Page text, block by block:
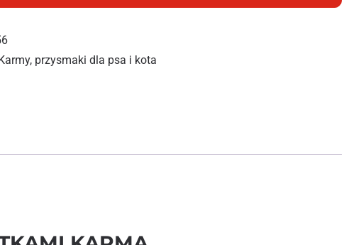
przysmaki dla psa i kota